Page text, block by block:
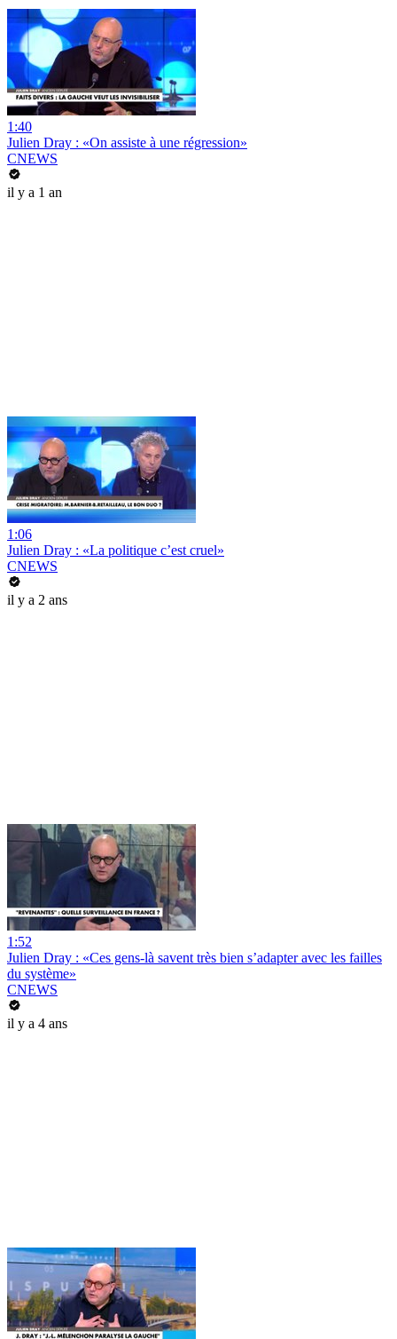
1:40
Julien Dray : «On assiste à une régression»
CNEWS
il y a 1 an
1:06
Julien Dray : «La politique c’est cruel»
CNEWS
il y a 2 ans
1:52
Julien Dray : «Ces gens-là savent très bien s’adapter avec les failles
du système»
CNEWS
il y a 4 ans